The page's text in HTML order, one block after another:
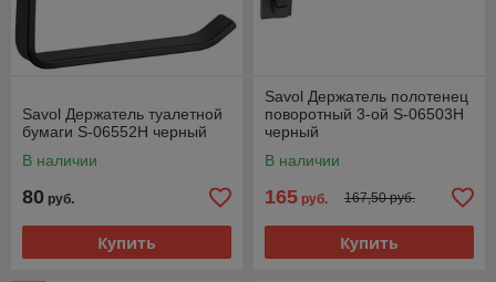
Savol Держатель туалетной
бумаги S-06552H черный
В наличии
80 руб.
Купить
Savol Держатель полотенец
поворотный 3-ой S-06503H
черный
В наличии
165 руб. 167,50 руб.
Купить